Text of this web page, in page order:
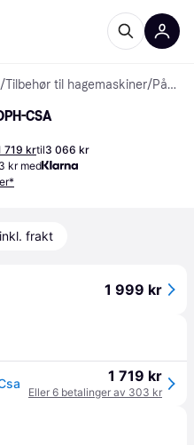
/Tilbehør til hagemaskiner/ Påbyggingsdeler
CSA
719 krtil3 066 kr
kr med
frakt
1 999 kr
1 719 kr
Eller 6 betalinger av 303 kr